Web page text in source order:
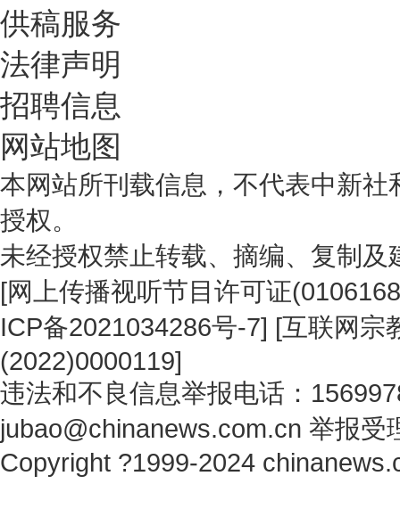
供稿服务
法律声明
招聘信息
网站地图
本网站所刊载信息，不代表中新
授权。
未经授权禁止转载、摘编、复制
[网上传播视听节目许可证
ICP备2021034286号-7] [互联网宗
(2022)0000119]
违法和不良信息举报电话：
jubao@chinanews.com.cn 举报受
Copyright ?1999-2024